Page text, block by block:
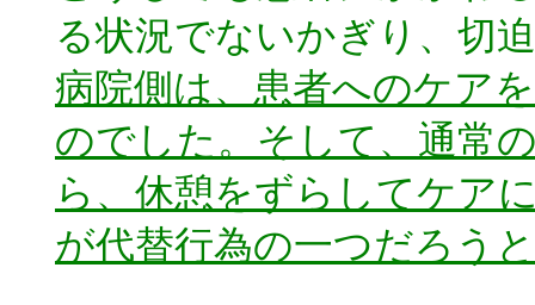
る状況でないかぎり、切
病院側は、患者へのケア
のでした。そして、通常
ら、休憩をずらしてケア
が代替行為の一つだろう